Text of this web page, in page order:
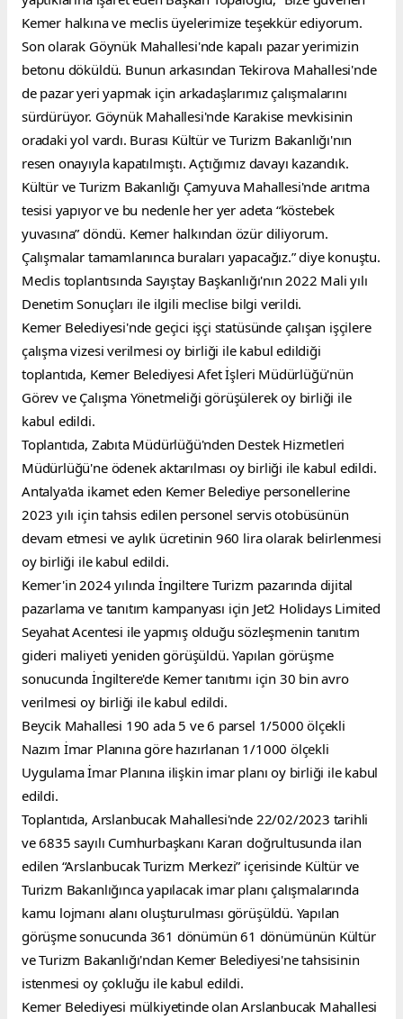
Kemer halkına ve meclis üyelerimize teşekkür ediyorum.
Son olarak Göynük Mahallesi'nde kapalı pazar yerimizin
betonu döküldü. Bunun arkasından Tekirova Mahallesi'nde
de pazar yeri yapmak için arkadaşlarımız çalışmalarını
sürdürüyor. Göynük Mahallesi'nde Karakise mevkisinin
oradaki yol vardı. Burası Kültür ve Turizm Bakanlığı'nın
resen onayıyla kapatılmıştı. Açtığımız davayı kazandık.
Kültür ve Turizm Bakanlığı Çamyuva Mahallesi'nde arıtma
tesisi yapıyor ve bu nedenle her yer adeta “köstebek
yuvasına” döndü. Kemer halkından özür diliyorum.
Çalışmalar tamamlanınca buraları yapacağız.” diye konuştu.
Meclis toplantısında Sayıştay Başkanlığı'nın 2022 Mali yılı
Denetim Sonuçları ile ilgili meclise bilgi verildi.
Kemer Belediyesi'nde geçici işçi statüsünde çalışan işçilere
çalışma vizesi verilmesi oy birliği ile kabul edildiği
toplantıda, Kemer Belediyesi Afet İşleri Müdürlüğü'nün
Görev ve Çalışma Yönetmeliği görüşülerek oy birliği ile
kabul edildi.
Toplantıda, Zabıta Müdürlüğü'nden Destek Hizmetleri
Müdürlüğü'ne ödenek aktarılması oy birliği ile kabul edildi.
Antalya'da ikamet eden Kemer Belediye personellerine
2023 yılı için tahsis edilen personel servis otobüsünün
devam etmesi ve aylık ücretinin 960 lira olarak belirlenmesi
oy birliği ile kabul edildi.
Kemer'in 2024 yılında İngiltere Turizm pazarında dijital
pazarlama ve tanıtım kampanyası için Jet2 Holidays Limited
Seyahat Acentesi ile yapmış olduğu sözleşmenin tanıtım
gideri maliyeti yeniden görüşüldü. Yapılan görüşme
sonucunda İngiltere'de Kemer tanıtımı için 30 bin avro
verilmesi oy birliği ile kabul edildi.
Beycik Mahallesi 190 ada 5 ve 6 parsel 1/5000 ölçekli
Nazım İmar Planına göre hazırlanan 1/1000 ölçekli
Uygulama İmar Planına ilişkin imar planı oy birliği ile kabul
edildi.
Toplantıda, Arslanbucak Mahallesi'nde 22/02/2023 tarihli
ve 6835 sayılı Cumhurbaşkanı Kararı doğrultusunda ilan
edilen “Arslanbucak Turizm Merkezi” içerisinde Kültür ve
Turizm Bakanlığınca yapılacak imar planı çalışmalarında
kamu lojmanı alanı oluşturulması görüşüldü. Yapılan
görüşme sonucunda 361 dönümün 61 dönümünün Kültür
ve Turizm Bakanlığı'ndan Kemer Belediyesi'ne tahsisinin
istenmesi oy çokluğu ile kabul edildi.
Kemer Belediyesi mülkiyetinde olan Arslanbucak Mahallesi